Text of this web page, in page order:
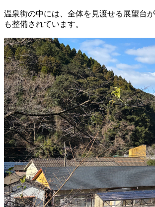
温泉街の中には、全体を見渡せる展望台
も整備されています。